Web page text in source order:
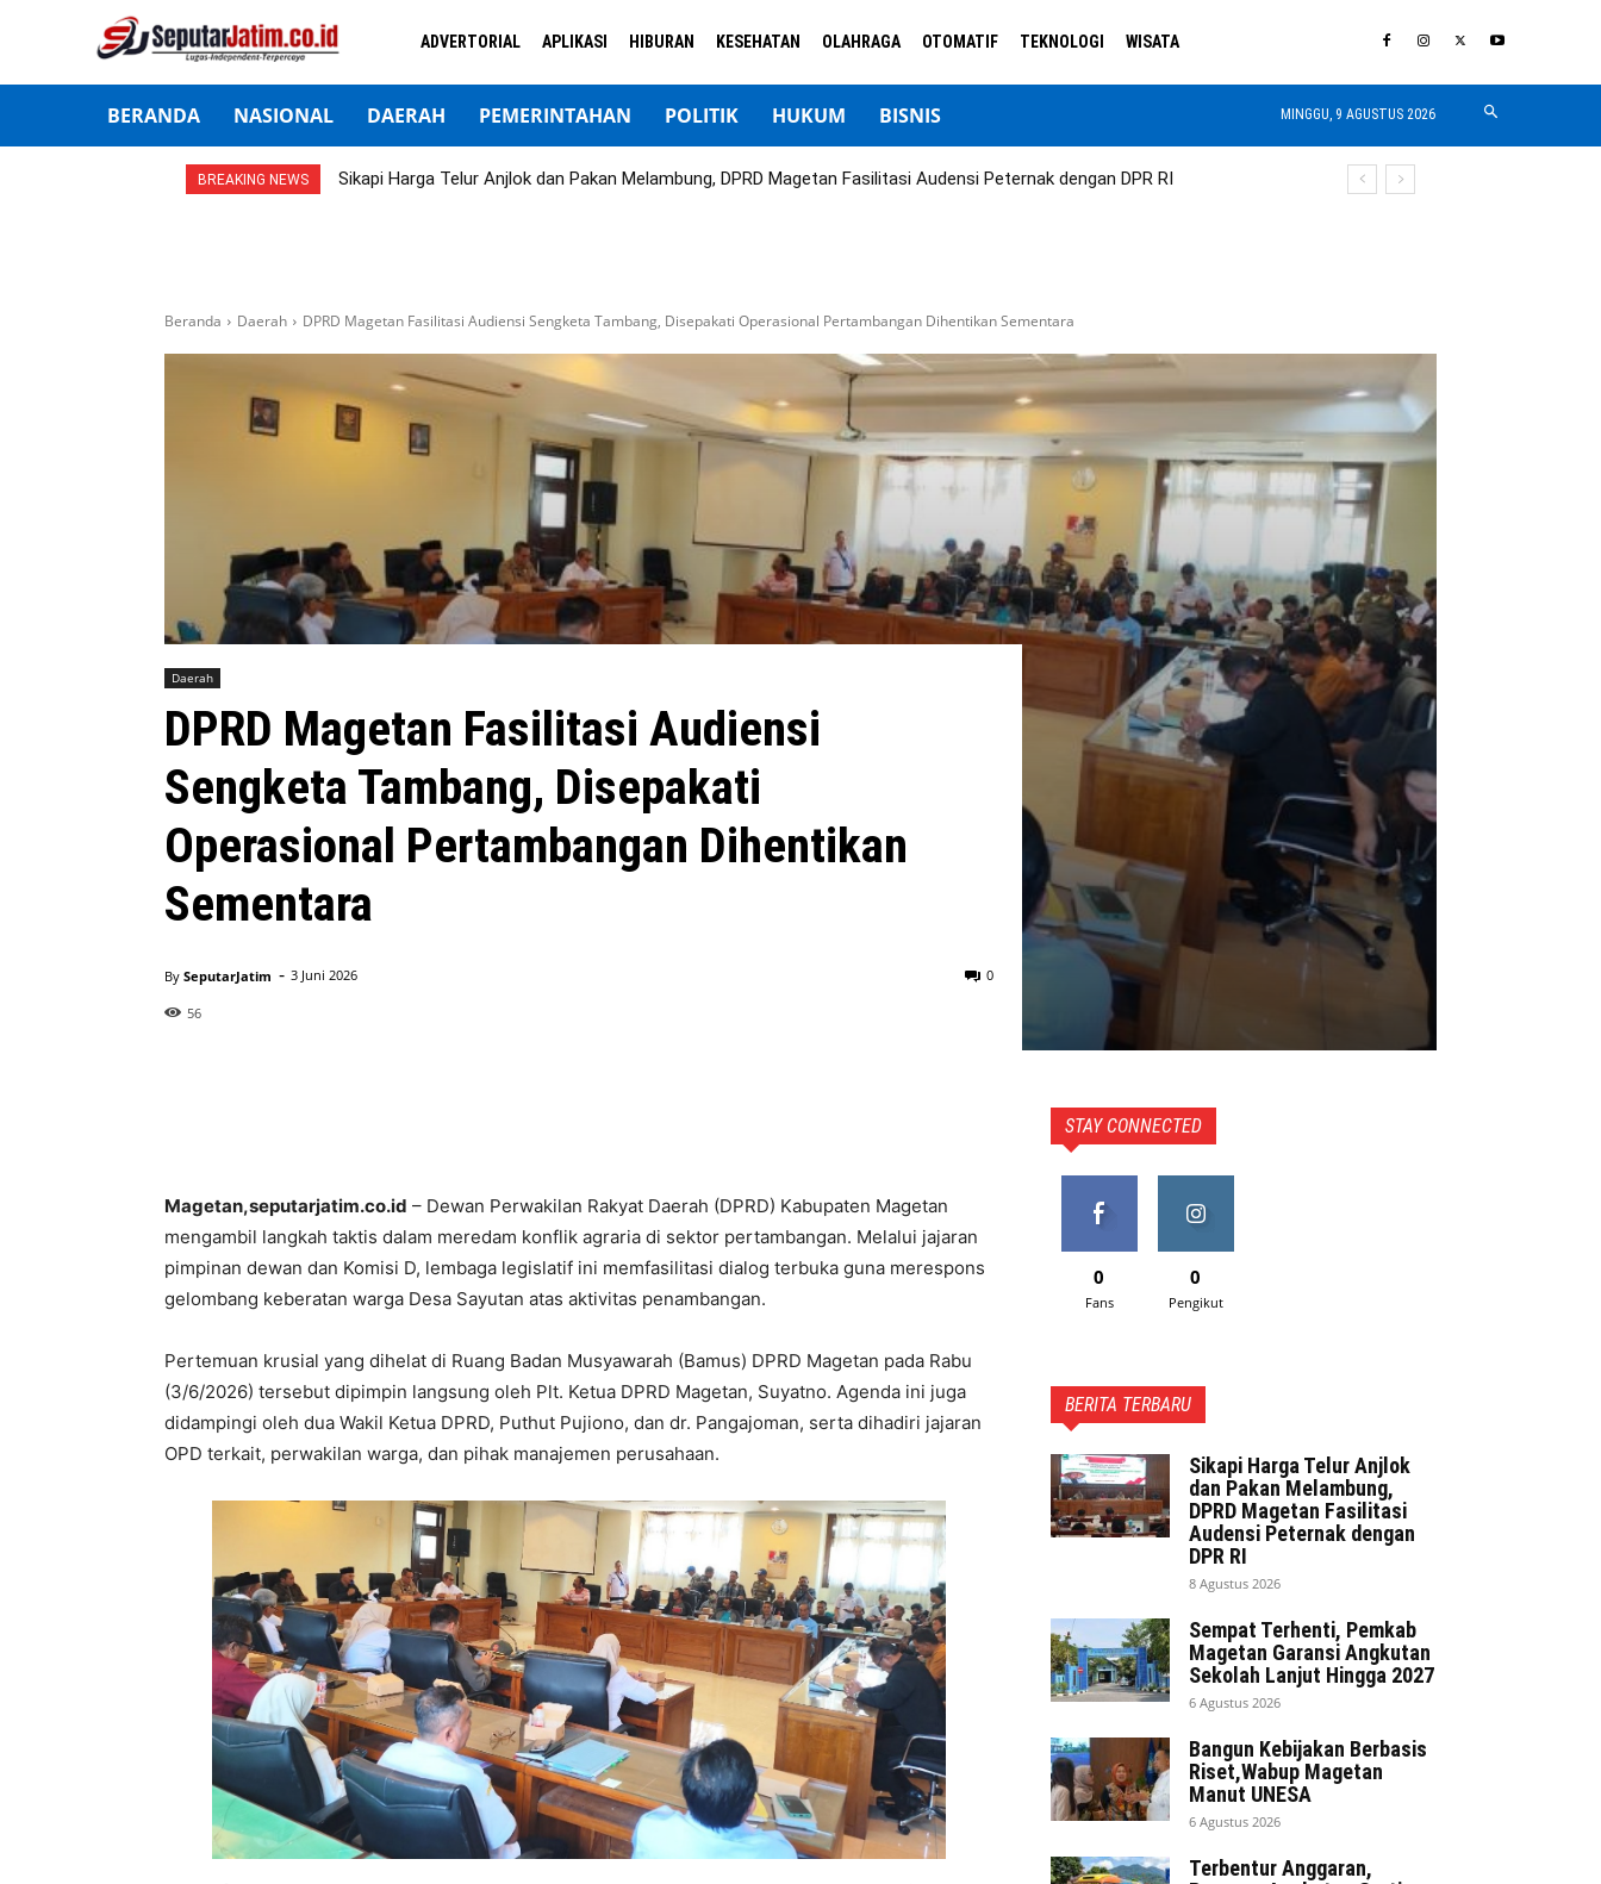
ADVERTORIAL APLIKASI HIBURAN KESEHATAN OLAHRAGA OTOMATIF TEKNOLOGI WISATA
BERANDA NASIONAL DAERAH PEMERINTAHAN POLITIK HUKUM BISNIS MINGGU, 9 AGUSTUS 2026
BREAKING NEWS Sikapi Harga Telur Anjlok dan Pakan Melambung, DPRD Magetan Fasilitasi Audensi Peternak dengan DPR RI
Beranda Daerah DPRD Magetan Fasilitasi Audiensi Sengketa Tambang, Disepakati Operasional Pertambangan Dihentikan Sementara
Daerah
DPRD Magetan Fasilitasi Audiensi
Sengketa Tambang, Disepakati
Operasional Pertambangan Dihentikan
Sementara
By SeputarJatim - 0
3 Juni 2026
56
Magetan,seputarjatim.co.id – Dewan Perwakilan Rakyat Daerah (DPRD) Kabupaten Magetan
mengambil langkah taktis dalam meredam konflik agraria di sektor pertambangan. Melalui jajaran
pimpinan dewan dan Komisi D, lembaga legislatif ini memfasilitasi dialog terbuka guna merespons
gelombang keberatan warga Desa Sayutan atas aktivitas penambangan.
Pertemuan krusial yang dihelat di Ruang Badan Musyawarah (Bamus) DPRD Magetan pada Rabu
(3/6/2026) tersebut dipimpin langsung oleh Plt. Ketua DPRD Magetan, Suyatno. Agenda ini juga
didampingi oleh dua Wakil Ketua DPRD, Puthut Pujiono, dan dr. Pangajoman, serta dihadiri jajaran
OPD terkait, perwakilan warga, dan pihak manajemen perusahaan.
STAY CONNECTED
0
Fans
0
Pengikut
BERITA TERBARU
Sikapi Harga Telur Anjlok
dan Pakan Melambung,
DPRD Magetan Fasilitasi
Audensi Peternak dengan
DPR RI
8 Agustus 2026
Sempat Terhenti, Pemkab
Magetan Garansi Angkutan
Sekolah Lanjut Hingga 2027
6 Agustus 2026
Bangun Kebijakan Berbasis
Riset,Wabup Magetan
Manut UNESA
6 Agustus 2026
Terbentur Anggaran,